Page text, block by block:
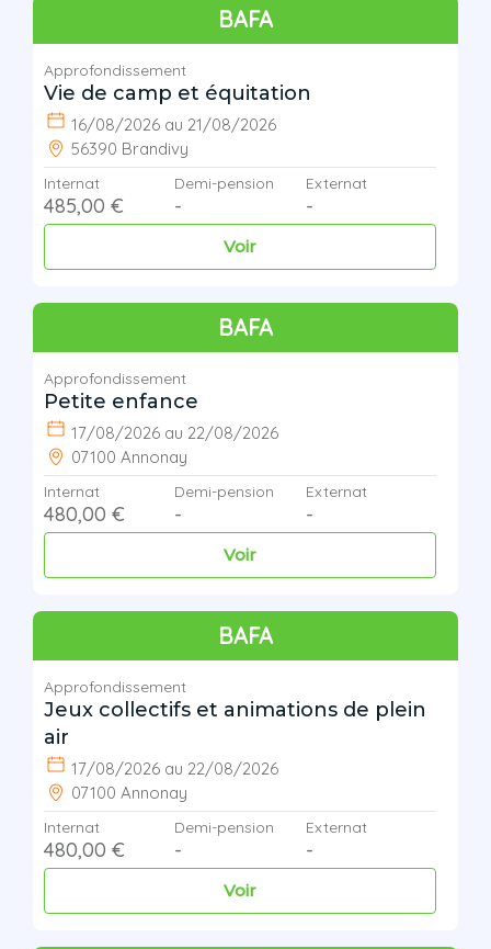
BAFA
Approfondissement
Vie de camp et équitation
16/08/2026 au 21/08/2026
56390 Brandivy
Internat
485,00 €
Demi-pension
-
Externat
-
Voir
BAFA
Approfondissement
Petite enfance
17/08/2026 au 22/08/2026
07100 Annonay
Internat
480,00 €
Demi-pension
-
Externat
-
Voir
BAFA
Approfondissement
Jeux collectifs et animations de plein
air
17/08/2026 au 22/08/2026
07100 Annonay
Internat
480,00 €
Demi-pension
-
Externat
-
Voir